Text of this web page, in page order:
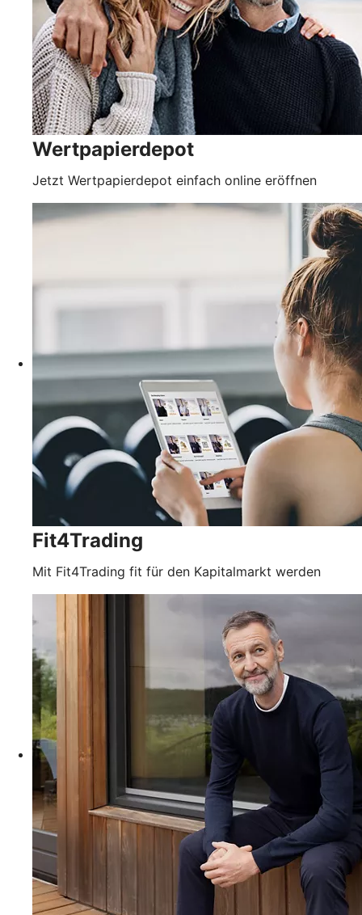
Wertpapierdepot
Jetzt Wertpapierdepot einfach online eröffnen
Fit4Trading
Mit Fit4Trading fit für den Kapitalmarkt werden